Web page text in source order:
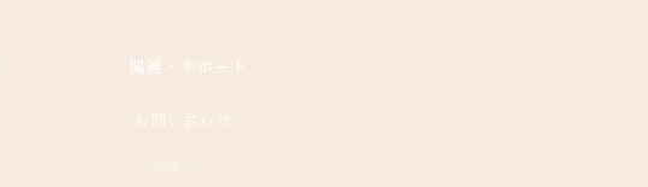
関連・サポート
お問い合わせ